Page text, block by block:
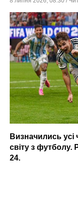
Визначились усі
світу з футболу.
24.